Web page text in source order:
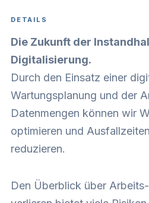
DETAILS
Die Zukunft der
Digitalisierung.
Durch den Einsatz einer
Wartungsplanung und der
Datenmengen können wir
optimieren und
reduzieren.
Den Überblick über